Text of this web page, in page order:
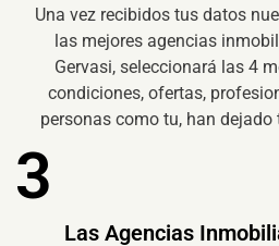
Una vez recibidos tus datos
las mejores agencias
Gervasi, seleccionará las 4
condiciones, ofertas,
personas como tu, han
3
Las Agencias